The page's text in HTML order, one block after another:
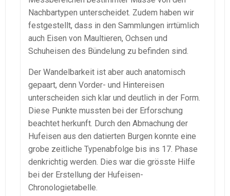
Nachbartypen unterscheidet. Zudem haben wir
festgestellt, dass in den Sammlungen irrtümlich
auch Eisen von Maultieren, Ochsen und
Schuheisen des Bündelung zu befinden sind.
Der Wandelbarkeit ist aber auch anatomisch
gepaart, denn Vorder- und Hintereisen
unterscheiden sich klar und deutlich in der Form.
Diese Punkte mussten bei der Erforschung
beachtet herkunft. Durch den Abmachung der
Hufeisen aus den datierten Burgen konnte eine
grobe zeitliche Typenabfolge bis ins 17. Phase
denkrichtig werden. Dies war die grösste Hilfe
bei der Erstellung der Hufeisen-
Chronologietabelle.